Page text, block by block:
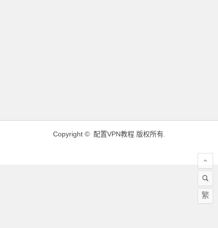
Copyright © 配置VPN教程版权所有.
繁